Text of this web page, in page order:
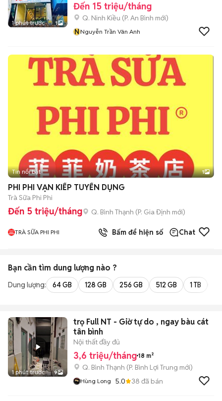
1 phút trước 1
Đến 15 triệu/tháng
Q. Ninh Kiều (P. An Bình mới)
NNguyễn Trần Vân Anh
Tin nổi bật 1
PHI PHI VẠN KIẾP TUYỂN DỤNG
Trà Sữa Phi Phi
Đến 5 triệu/tháng Q. Bình Thạnh (P. Gia Định mới)
TRÀ SỮA PHI PHI Bấm để hiện số Chat
Bạn cần tìm dung lượng nào ?
Dung lượng: 64 GB 128 GB 256 GB 512 GB 1 TB
1 phút trước 9
trọ Full NT - Giờ tự do , ngay bàu cát
tân bình
Nội thất đầy đủ
3,6 triệu/tháng 18 m²
Q. Bình Thạnh (P. Bình Lợi Trung mới)
Hùng Long 5.0 38 đã bán